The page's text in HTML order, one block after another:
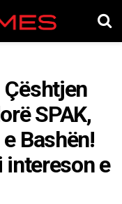
Çështjen
SPAK,
Bashën!
intereson e